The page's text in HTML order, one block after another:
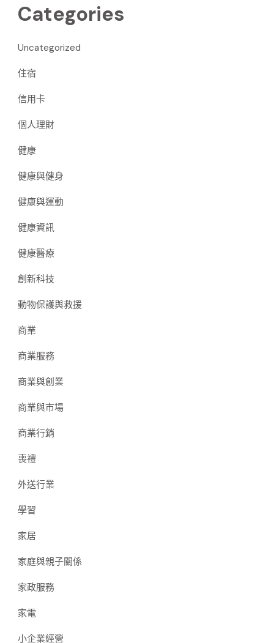
Categories
Uncategorized
住宿
信用卡
個人理財
健康
健康與健身
健康與運動
健康資訊
健康醫療
創新科技
動物保護與救援
商業
商業服務
商業與創業
商業與市場
商業行銷
喪禮
外送行業
學習
家居
家庭與親子關係
家政服務
家電
小企業經營